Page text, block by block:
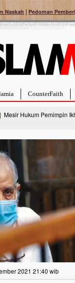
Naskah | Pedoman
CounterFaith
| Mesir Hukum Pemimpin
2021 21:40 wib
Balita Hebat
Darah
Salsabila dipenuhi
sangat berat. Meskipun
bulan, bayi yang imut
penyakit yang dahsyat,
berukuran...